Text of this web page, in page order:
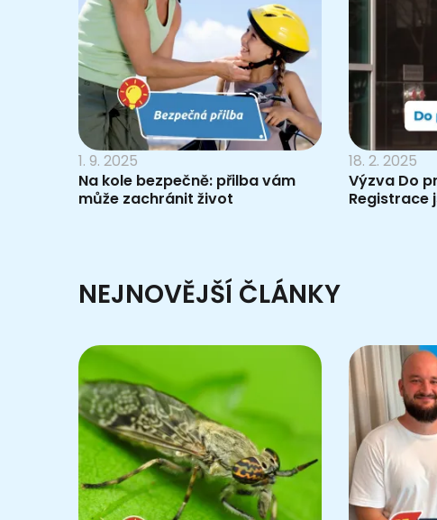
1. 9. 2025
Na kole bezpečně: přilba vám
může zachránit život
18. 2. 2025
Výzva Do
Registrace
NEJNOVĚJŠÍ ČLÁNKY